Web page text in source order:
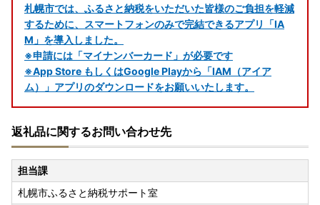
札幌市では、ふるさと納税をいただいた皆様のご負担を軽減
するために、スマートフォンのみで完結できるアプリ「IA
M」を導入しました。
※申請には「マイナンバーカード」が必要です
※App Store もしくはGoogle Playから「IAM（アイア
ム）」アプリのダウンロードをお願いいたします。
返礼品に関するお問い合わせ先
担当課
札幌市ふるさと納税サポート室